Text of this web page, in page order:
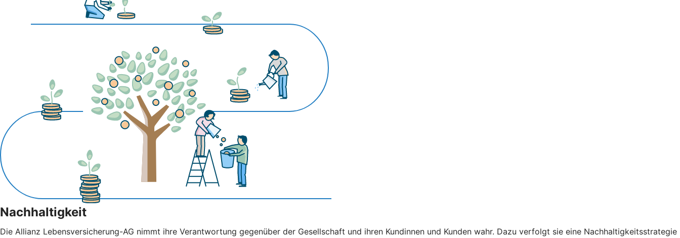
Nachhaltigkeit
Die Allianz Lebensversicherung-AG nimmt ihre Verantwortung gegenüber der Gesellschaft und ihren Kundinnen und Kunden wahr. Dazu verfolgt sie eine Nachhaltigkeitsstrategie